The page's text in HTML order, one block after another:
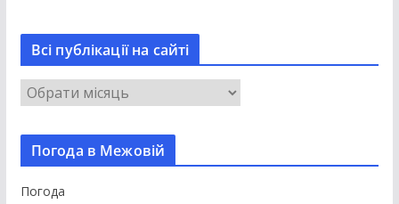
Всі публікації на сайті
В
с
і
Погода в Межовій
Погода